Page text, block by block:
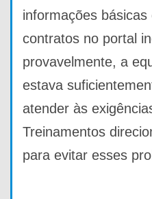
informações
contratos no portal
provavelmente, a
estava
atender às
Treinamentos
para evitar esses